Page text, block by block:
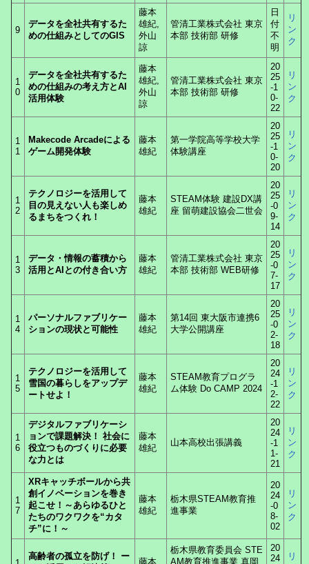
9
データを全社共有するた
めの仕組みとしてのGIS
藤本
雄紀,
外山
諒
管清工業株式会社 東京
本部 技術部 研修
日
付
不
明
リ
ン
ク
1
0
データを全社共有するた
めの仕組みの考え方とAI
活用体験
藤本
雄紀,
外山
諒
管清工業株式会社 東京
本部 技術部 研修
20
25
-1
0-
22
リ
ン
ク
1
1
Makecode Arcadeによる
ゲーム開発体験
藤本
雄紀
第一学院高等学校大学
体験講座
20
25
-1
0-
20
リ
ン
ク
1
2
テクノロジーを活用して
目の見えない人も楽しめ
るまちをつくれ！
藤本
雄紀
STEAM体験 建設DX講
座 留萌建設協会二世会
20
25
-0
9-
14
リ
ン
ク
1
3
データ・情報の蓄積から
活用とAIとの付き合い方
藤本
雄紀
管清工業株式会社 東京
本部 技術部 WEB研修
20
25
-0
7-
17
リ
ン
ク
1
4
パーソナルファブリケー
ションの現状と可能性
藤本
雄紀
第14回 東大阪市連携6
大学公開講座
20
25
-0
2-
18
リ
ン
ク
1
5
テクノロジーを活用して
雪国の暮らしをアップデ
ートせよ！
藤本
雄紀
STEAM教育プログラ
ム体験 Do CAMP 2024
20
24
-1
2-
22
リ
ン
ク
1
6
デジタルファブリケーシ
ョンで課題解決！ 社会に
役立つものづくりに必要
な力とは
藤本
雄紀
山本高校出張講義
20
24
-1
1-
21
リ
ン
ク
1
7
XRキャッチボールから共
創イノベーションを巻き
起こせ！～あらゆるひと
たちのワクワクを“カタ
チ”に！～
藤本
雄紀
栃木県STEAM教育推
進事業
20
24
-0
8-
02
リ
ン
ク
高齢者の孤立を防げ！ ー
藤本
栃⽊県教育委員会 STE
AM教育推進事業 真岡
20
24
リ